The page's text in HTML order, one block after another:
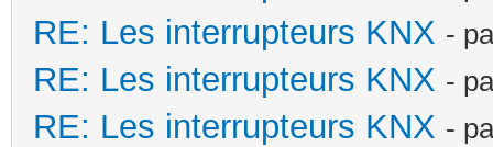
RE: Les interrupteurs KNX -
RE: Les interrupteurs KNX -
RE: Les interrupteurs KNX -